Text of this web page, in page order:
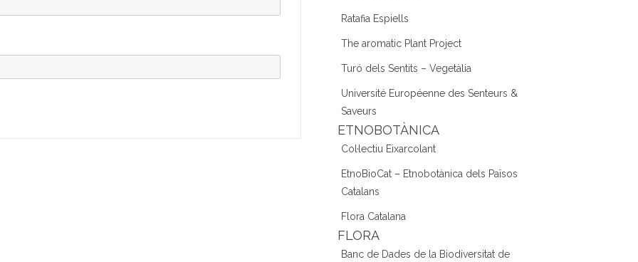
Ratafia Espiells
The aromatic Plant Project
Turó dels Sentits – Vegetàlia
Université Européenne des Senteurs &
Saveurs
ETNOBOTÀNICA
Col·lectiu Eixarcolant
EtnoBioCat – Etnobotànica dels Països
Catalans
Flora Catalana
FLORA
Banc de Dades de la Biodiversitat de